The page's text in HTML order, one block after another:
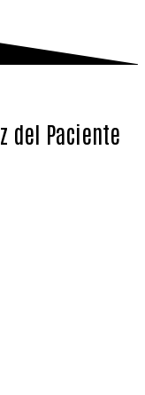
del Paciente